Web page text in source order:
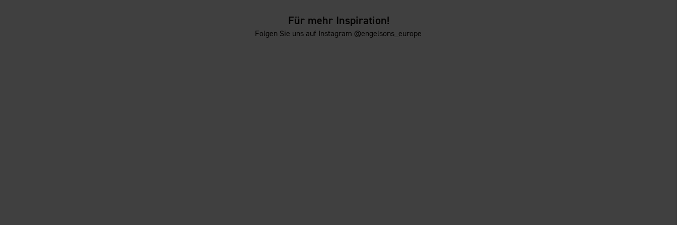
Für mehr Inspiration!
Folgen Sie uns auf Instagram @engelsons_europe